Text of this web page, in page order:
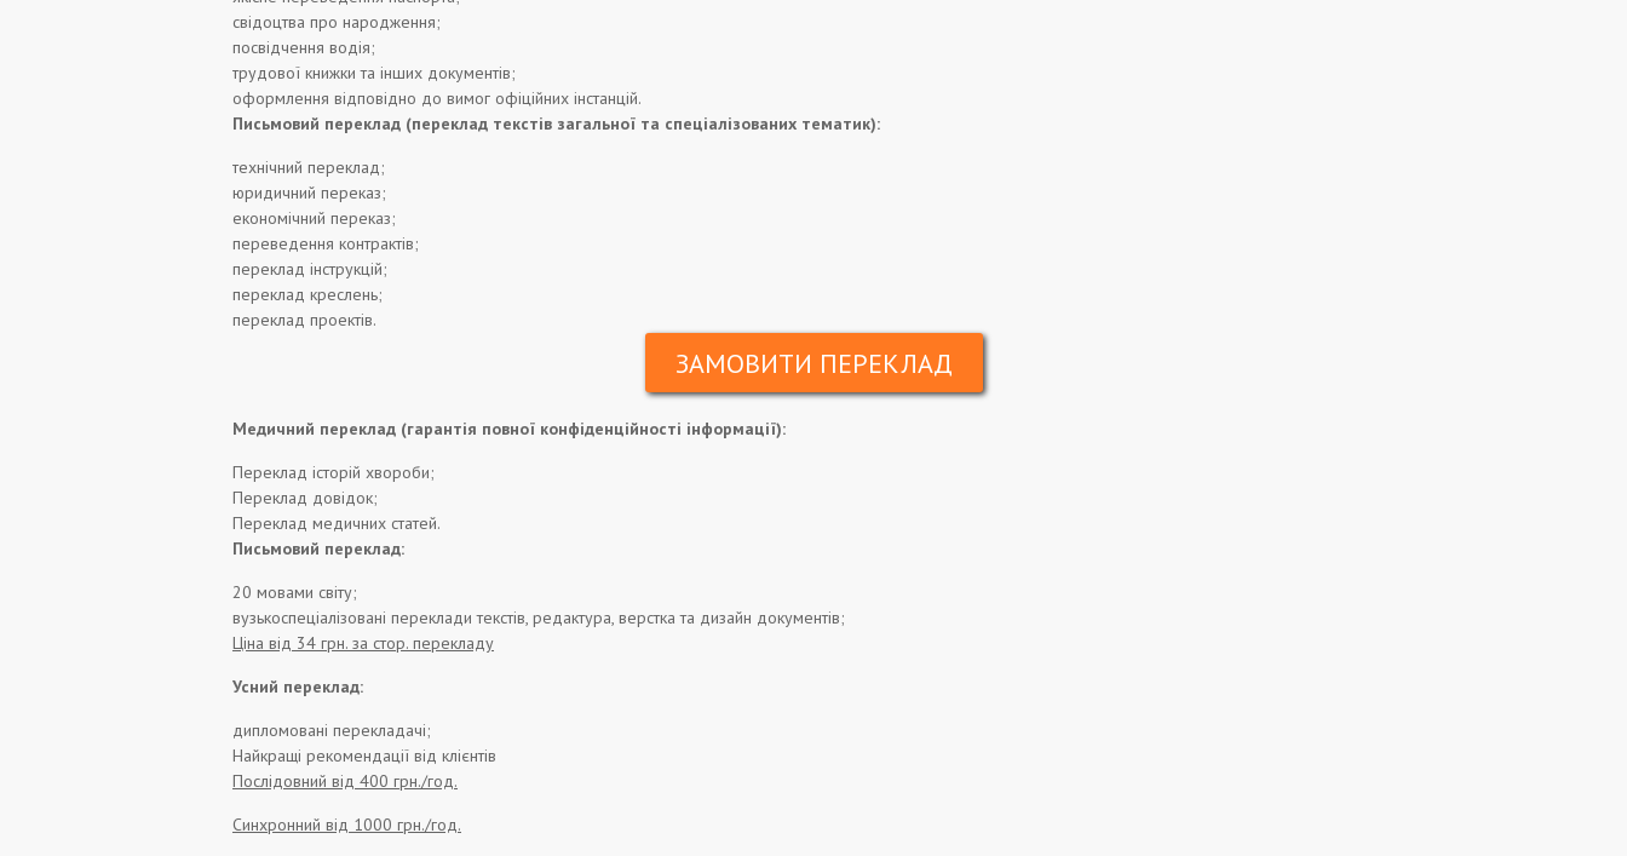
свідоцтва про народження;
посвідчення водія;
трудової книжки та інших документів;
оформлення відповідно до вимог офіційних інстанцій.
Письмовий переклад (переклад текстів загальної та спеціалізованих тематик):
технічний переклад;
юридичний переказ;
економічний переказ;
переведення контрактів;
переклад інструкцій;
переклад креслень;
переклад проектів.
ЗАМОВИТИ ПЕРЕКЛАД
Медичний переклад (гарантія повної конфіденційності інформації):
Переклад історій хвороби;
Переклад довідок;
Переклад медичних статей.
Письмовий переклад:
20 мовами світу;
вузькоспеціалізовані переклади текстів, редактура, верстка та дизайн документів;
Ціна від 34 грн. за стор. перекладу
Усний переклад:
дипломовані перекладачі;
Найкращі рекомендації від клієнтів
Послідовний від 400 грн./год.
Синхронний від 1000 грн./год.